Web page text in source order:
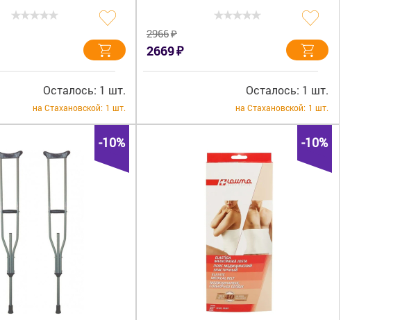
Осталось: 1 шт.
на Стахановской: 1 шт.
2966₽
2669₽
Осталось: 1 шт.
на Стахановской: 1 шт.
-10% -10%